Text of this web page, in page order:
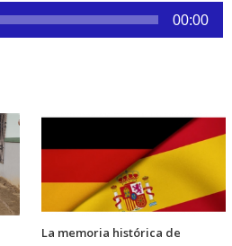
00:00
La memoria histórica de